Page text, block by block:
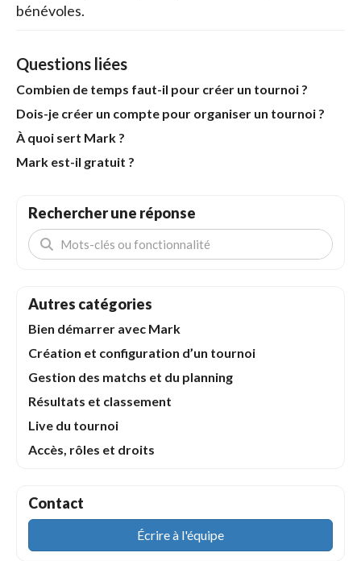
bénévoles.
Questions liées
Combien de temps faut-il pour créer un tournoi ?
Dois-je créer un compte pour organiser un tournoi ?
À quoi sert Mark ?
Mark est-il gratuit ?
Rechercher une réponse
Autres catégories
Bien démarrer avec Mark
Création et configuration d’un tournoi
Gestion des matchs et du planning
Résultats et classement
Live du tournoi
Accès, rôles et droits
Contact
Écrire à l'équipe